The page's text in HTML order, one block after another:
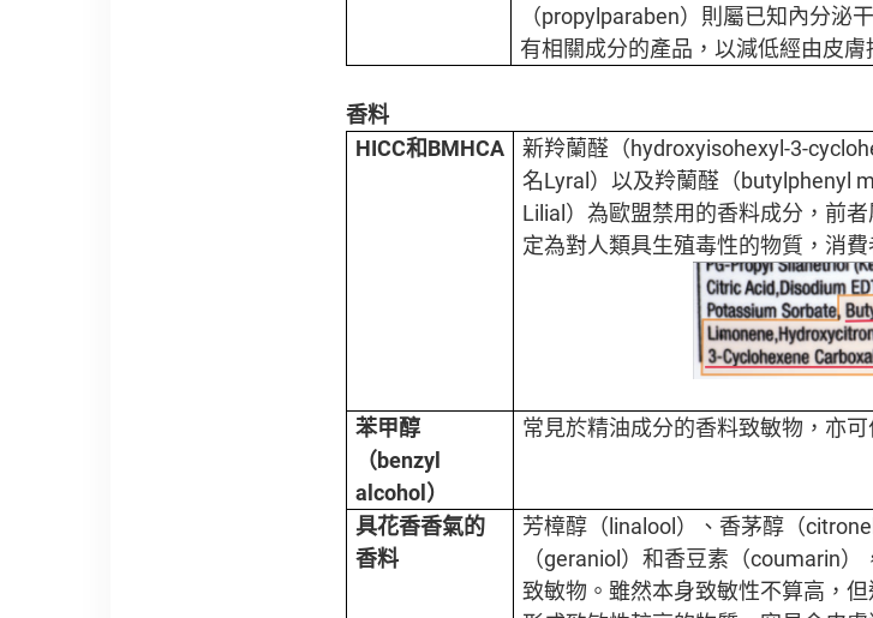
（propylparaben）則屬已知內分泌
有相關成分的產品，以減低經由皮膚
香料
HICC和BMHCA
新羚蘭醛（hydroxyisohexyl-3-
名Lyral）以及羚蘭醛（butylphenyl
Lilial）為歐盟禁用的香料成分，前
定為對人類具生殖毒性的物質，消
苯甲醇
（benzyl
alcohol）
常見於精油成分的香料致敏物，亦可
具花香香氣的
香料
芳樟醇（linalool）、香茅醇（
（geraniol）和香豆素（coumarin
致敏物。雖然本身致敏性不算高，